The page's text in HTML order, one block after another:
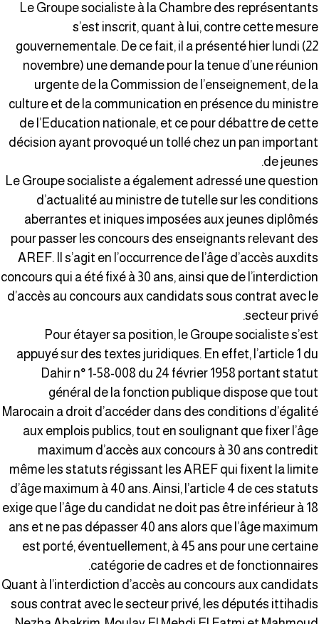
Le Groupe socialiste à la Chambre des
s’est inscrit, quant à lui, contre cette
gouvernementale. De ce fait, il a présenté hier lundi
novembre) une demande pour la tenue d’une
urgente de la Commission de l’enseignement, de
culture et de la communication en présence du
de l’Education nationale, et ce pour débattre de
décision ayant provoqué un tollé chez un pan
de
Le Groupe socialiste a également adressé une
d’actualité au ministre de tutelle sur les
aberrantes et iniques imposées aux jeunes
pour passer les concours des enseignants relevant
AREF. Il s’agit en l’occurrence de l’âge d’accès
concours qui a été fixé à 30 ans, ainsi que de
d’accès au concours aux candidats sous contrat avec
secteur
Pour étayer sa position, le Groupe socialiste
appuyé sur des textes juridiques. En effet, l’article 1
Dahir n° 1-58-008 du 24 février 1958 portant
général de la fonction publique dispose que
Marocain a droit d’accéder dans des conditions
aux emplois publics, tout en soulignant que fixer
maximum d’accès aux concours à 30 ans
même les statuts régissant les AREF qui fixent la
d’âge maximum à 40 ans. Ainsi, l’article 4 de ces
exige que l’âge du candidat ne doit pas être inférieur à
ans et ne pas dépasser 40 ans alors que l’âge
est porté, éventuellement, à 45 ans pour une
catégorie de cadres et de
Quant à l’interdiction d’accès au concours aux
sous contrat avec le secteur privé, les députés